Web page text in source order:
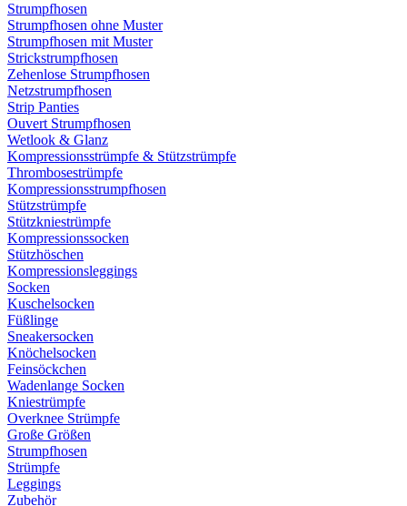
Strumpfhosen
Strumpfhosen ohne Muster
Strumpfhosen mit Muster
Strickstrumpfhosen
Zehenlose Strumpfhosen
Netzstrumpfhosen
Strip Panties
Ouvert Strumpfhosen
Wetlook & Glanz
Kompressionsstrümpfe & Stützstrümpfe
Thrombosestrümpfe
Kompressionsstrumpfhosen
Stützstrümpfe
Stützkniestrümpfe
Kompressionssocken
Stützhöschen
Kompressionsleggings
Socken
Kuschelsocken
Füßlinge
Sneakersocken
Knöchelsocken
Feinsöckchen
Wadenlange Socken
Kniestrümpfe
Overknee Strümpfe
Große Größen
Strumpfhosen
Strümpfe
Leggings
Zubehör